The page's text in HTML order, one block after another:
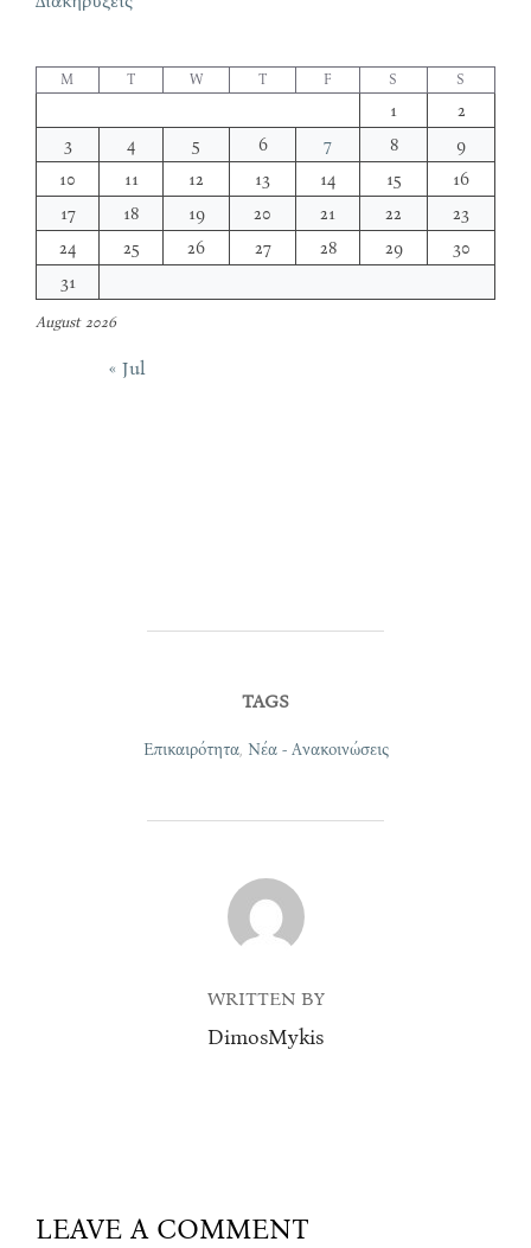
August 2026
M T W T F S S
1
2
3
4 5 6 7 8
9
10
11 12 13 14 15
16
17
18 19 20 21 22
23
24
25 26 27 28 29
30
31
« Jul
TAGS
Επικαιρότητα, Νέα - Ανακοινώσεις
POST AUTHOR
WRITTEN BY
DimosMykis
LEAVE A COMMENT